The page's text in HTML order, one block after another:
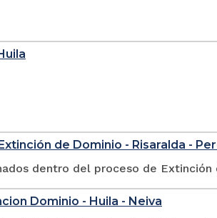
de Dominio - Risaralda -
dentro del proceso de Extinción
Dominio - Huila - Neiva